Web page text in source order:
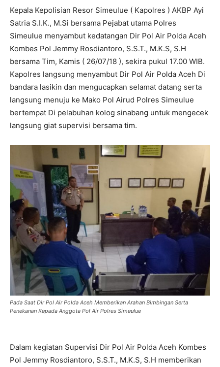
Kepala Kepolisian Resor Simeulue ( Kapolres ) AKBP Ayi
Satria S.I.K., M.Si bersama Pejabat utama Polres
Simeulue menyambut kedatangan Dir Pol Air Polda Aceh
Kombes Pol Jemmy Rosdiantoro, S.S.T., M.K.S, S.H
bersama Tim, Kamis ( 26/07/18 ), sekira pukul 17.00 WIB.
Kapolres langsung menyambut Dir Pol Air Polda Aceh Di
bandara lasikin dan mengucapkan selamat datang serta
langsung menuju ke Mako Pol Airud Polres Simeulue
bertempat Di pelabuhan kolog sinabang untuk mengecek
langsung giat supervisi bersama tim.
Pada Saat Dir Pol Air Polda Aceh Memberikan Arahan Bimbingan Serta
Penekanan Kepada Anggota Pol Air Polres Simeulue
Dalam kegiatan Supervisi Dir Pol Air Polda Aceh Kombes
Pol Jemmy Rosdiantoro, S.S.T., M.K.S, S.H memberikan